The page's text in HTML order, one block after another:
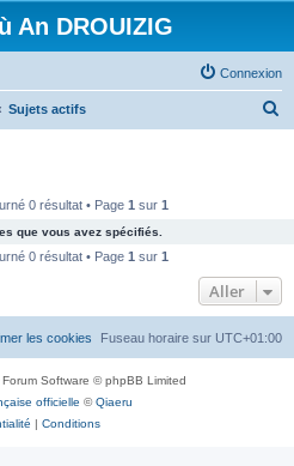
An DROUIZIG
Connexion
Sujets actifs
c
e
0 résultat • Page 1 sur 1
que vous avez spécifiés.
0 résultat • Page 1 sur 1
Aller
Fuseau horaire sur UTC+01:00
les cookies
Software © phpBB Limited
officielle ©Qiaeru
| Conditions